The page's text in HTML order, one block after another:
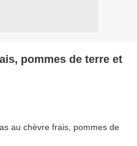
pommes de terre et